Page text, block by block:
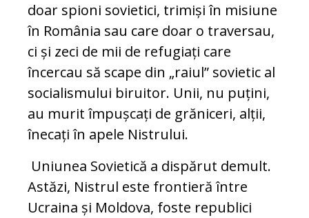
doar spioni sovietici, trimiși în misiune
în România sau care doar o traversau,
ci și zeci de mii de refugiați care
încercau să scape din „raiul” sovietic al
socialismului biruitor. Unii, nu puțini,
au murit împușcați de grăniceri, alții,
înecați în apele Nistrului.
Uniunea Sovietică a dispărut demult.
Astăzi, Nistrul este frontieră între
Ucraina și Moldova, foste republici